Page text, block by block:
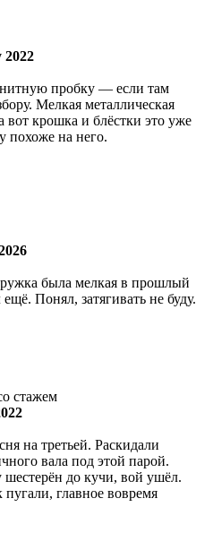
2022
пробку — если там
Мелкая металлическая
вот крошка и блёстки это уже
похоже на него.
была мелкая в прошлый
Понял, затягивать не буду.
стажем
на третьей. Раскидали
вала под этой парой.
до кучи, вой ушёл.
главное вовремя